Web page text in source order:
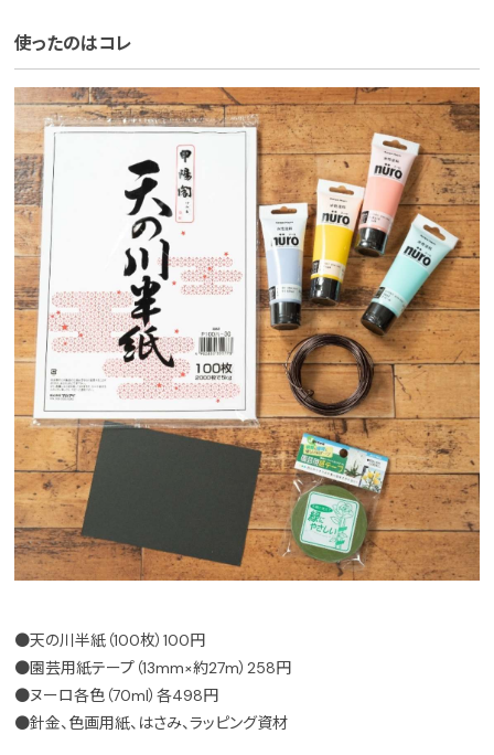
使ったのはコレ
●天の川半紙（100枚）100円
●園芸用紙テープ（13mm×約27m）258円
●ヌーロ各色（70ml）各498円
●針金、色画用紙、はさみ、ラッピング資材